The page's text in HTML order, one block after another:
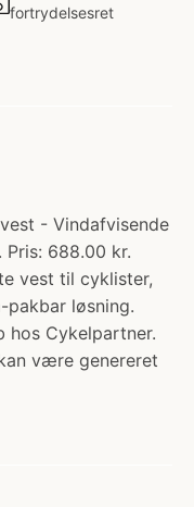
fortrydelsesret
- Vindafvisende
Pris: 688.00 kr.
vest til cyklister,
løsning.
hos Cykelpartner.
være genereret